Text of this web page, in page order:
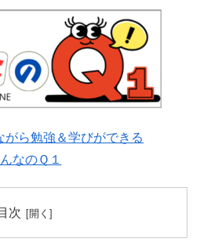
がら勉強＆学びができる
なのＱ１
次